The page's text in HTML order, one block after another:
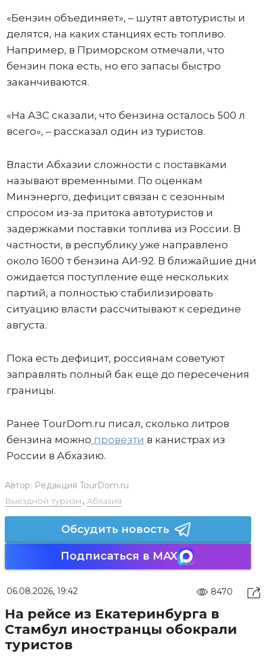
«Бензин объединяет», – шутят автотуристы и
делятся, на каких станциях есть топливо.
Например, в Приморском отмечали, что
бензин пока есть, но его запасы быстро
заканчиваются.
«На АЗС сказали, что бензина осталось 500 л
всего», – рассказал один из туристов.
Власти Абхазии сложности с поставками
называют временными. По оценкам
Минэнерго, дефицит связан с сезонным
спросом из-за притока автотуристов и
задержками поставки топлива из России. В
частности, в республику уже направлено
около 1600 т бензина АИ-92. В ближайшие дни
ожидается поступление еще нескольких
партий, а полностью стабилизировать
ситуацию власти рассчитывают к середине
августа.
Пока есть дефицит, россиянам советуют
заправлять полный бак еще до пересечения
границы.
Ранее TourDom.ru писал, сколько литров
бензина можно провезти в канистрах из
России в Абхазию.
Автор: Редакция TourDom.ru
Выездной туризм , Абхазия
Обсудить новость
Подписаться в MAX
06.08.2026, 19:42 8470
На рейсе из Екатеринбурга в
Стамбул иностранцы обокрали
туристов